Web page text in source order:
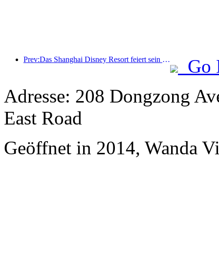
Prev:Das Shanghai Disney Resort feiert sein 10-jähriges Bestehen und hat bis heute über 100 Millionen Besucher empfangen.
Go
Adresse: 208 Dongzong
East Road
Geöffnet in 2014, Wanda